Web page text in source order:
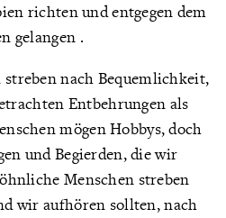
richten und entgegen dem
gelangen .
nach Bequemlichkeit,
Entbehrungen als
mögen Hobbys, doch
und Begierden, die wir
Menschen streben
wir aufhören sollten, nach